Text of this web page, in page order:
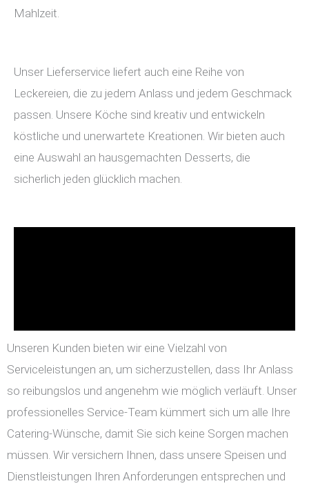
Mahlzeit.
Unser Lieferservice liefert auch eine Reihe von
Leckereien, die zu jedem Anlass und jedem Geschmack
passen. Unsere Köche sind kreativ und entwickeln
köstliche und unerwartete Kreationen. Wir bieten auch
eine Auswahl an hausgemachten Desserts, die
sicherlich jeden glücklich machen.
Unseren Kunden bieten wir eine Vielzahl von
Serviceleistungen an, um sicherzustellen, dass Ihr Anlass
so reibungslos und angenehm wie möglich verläuft. Unser
professionelles Service-Team kümmert sich um alle Ihre
Catering-Wünsche, damit Sie sich keine Sorgen machen
müssen. Wir versichern Ihnen, dass unsere Speisen und
Dienstleistungen Ihren Anforderungen entsprechen und